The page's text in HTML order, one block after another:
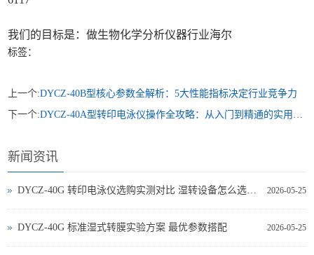
我们的目标是：做生物化学分析仪器行业海尔
标签：
上一个:DYCZ-40B型核心参数全解析：5大性能指标决定行业竞争力
下一个:DYCZ-40A型转印电泳仪操作全攻略：从入门到精通的实用指南
新闻资讯
2026-05-25
DYCZ-40G 转印电泳仪选购实测对比 湿转设备怎么选不踩坑
2026-05-25
DYCZ-40G 标准湿式转膜实验方案 最优参数搭配